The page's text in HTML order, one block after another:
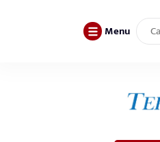
Menu